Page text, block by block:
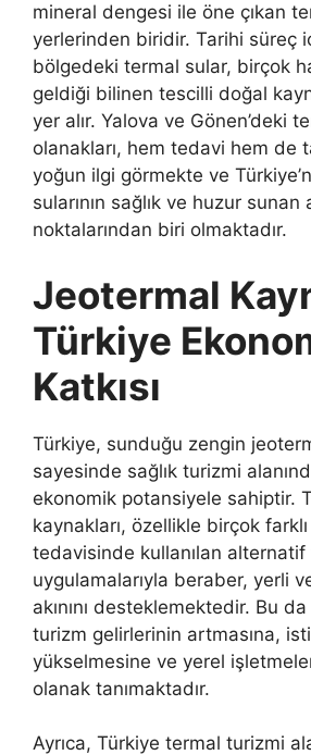
mineral dengesi ile öne çıkan
yerlerinden biridir. Tarihi süreç
bölgedeki termal sular, birçok
geldiği bilinen tescilli doğal
yer alır. Yalova ve Gönen’deki
olanakları, hem tedavi hem de
yoğun ilgi görmekte ve
sularının sağlık ve huzur
noktalarından biri olmaktadır.
Jeotermal
Türkiye
Katkısı
Türkiye, sunduğu zengin
sayesinde sağlık turizmi
ekonomik potansiyele sahiptir.
kaynakları, özellikle birçok farklı
tedavisinde kullanılan
uygulamalarıyla beraber, yerli
akınını desteklemektedir. Bu da
turizm gelirlerinin artmasına,
yükselmesine ve yerel
olanak tanımaktadır.
Ayrıca, Türkiye termal turizmi